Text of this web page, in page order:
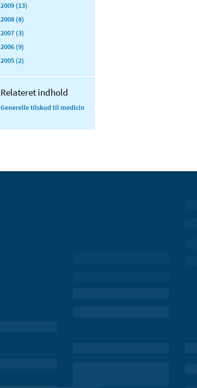
2009 (13)
2008 (8)
2007 (3)
2006 (9)
2005 (2)
Relateret indhold
Generelle tilskud til medicin